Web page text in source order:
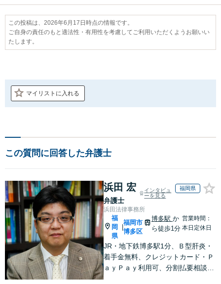
この投稿は、2026年6月17日時点の情報です。
ご自身の責任のもと適法性・有用性を考慮してご利用いただくようお願いい
たします。
マイリストに入れる
この質問に回答した弁護士
浜田 宏
弁護士
インタビュ
ーを見る
福岡県
浜田法律事務所
福
岡
県
福岡市
博多区
博多駅 か
ら徒歩1分
営業時間：
本日定休日
JR・地下鉄博多駅1分、Ｂ型肝炎・
着手金無料、クレジットカード・Ｐ
ａｙＰａｙ利用可、分割払要相談、